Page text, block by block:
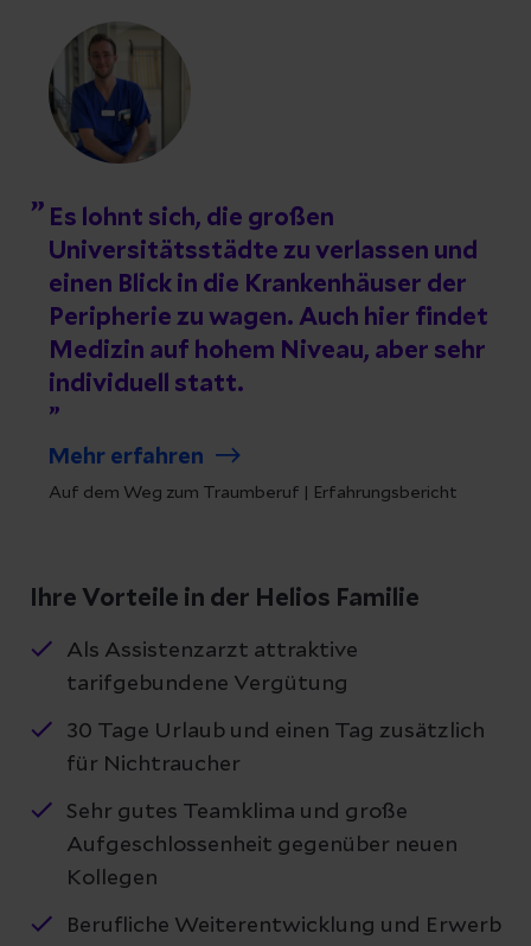
Auf dem Weg zum Traumberuf | Erfahrungsbericht
Es lohnt sich, die großen
Universitätsstädte zu verlassen und
einen Blick in die Krankenhäuser der
Peripherie zu wagen. Auch hier findet
Medizin auf hohem Niveau, aber sehr
individuell statt.
Mehr erfahren
Ihre Vorteile in der Helios Familie
Als Assistenzarzt attraktive
tarifgebundene Vergütung
30 Tage Urlaub und einen Tag zusätzlich
für Nichtraucher
Sehr gutes Teamklima und große
Aufgeschlossenheit gegenüber neuen
Kollegen
Berufliche Weiterentwicklung und Erwerb